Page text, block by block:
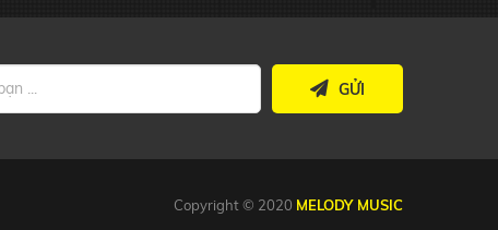
GỬI
Copyright © 2020 MELODY MUSIC